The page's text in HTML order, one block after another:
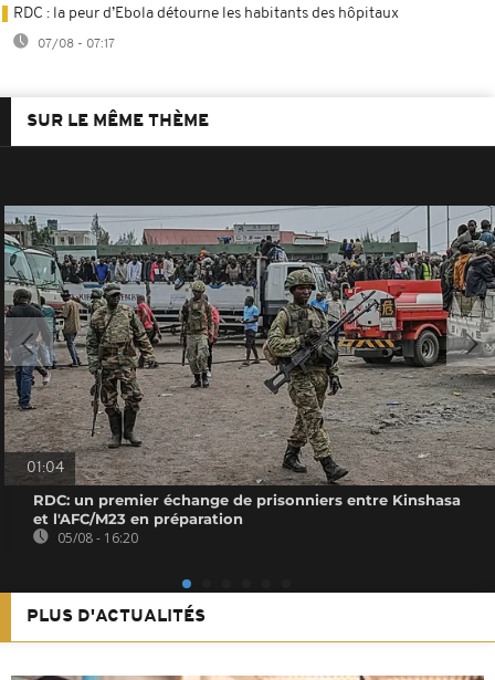
RDC : la peur d’Ebola détourne les habitants des hôpitaux
07/08 - 07:17
SUR LE MÊME THÈME
01:04
RDC: un premier échange de prisonniers entre Kinshasa
et l'AFC/M23 en préparation
05/08 - 16:20
PLUS D'ACTUALITÉS